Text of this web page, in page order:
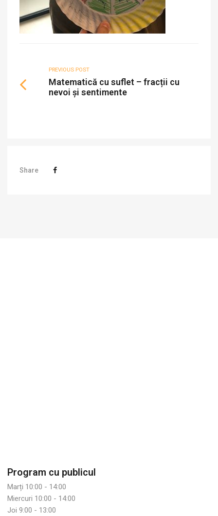
PREVIOUS POST
Matematică cu suflet – fracții cu
nevoi și sentimente
Share
Program cu publicul
Marți 10:00 - 14:00
Miercuri 10:00 - 14:00
Joi 9:00 - 13:00